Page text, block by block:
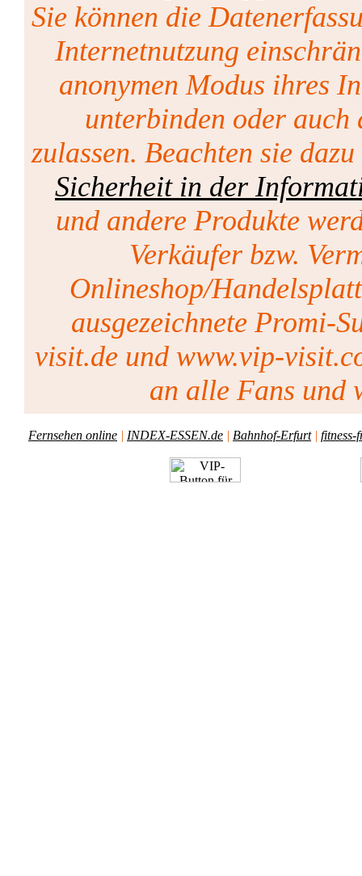
Sie können die
Internetnutzung
anonymen Modus ihres
unterbinden oder auch
zulassen. Beachten sie
Sicherheit in der
und andere Produkte
Verkäufer bzw.
Onlineshop/
ausgezeichnete Promi-
visit.de und www.vip-
an alle Fans und
Fernsehen online | INDEX-ESSEN.de | Bahnhof-Erfurt| fitness-